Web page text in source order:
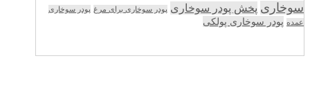
سوخاری پخش پودر سوخاری پودر سوخاری برای مرغ پودر سوخاری
عمده پودر سوخاری پولکی